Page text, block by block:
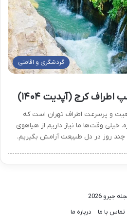
گردشگری و اقامتی
کرج (آپدیت ۱۴۰۴)
و پرسرعت اطراف تهران است که
خیلی وقت‌ها ما نیاز داریم از هیاهوی
چند روز در دل طبیعت آرامش بگیریم.
جیرو 2026
تماس با ما درباره ما